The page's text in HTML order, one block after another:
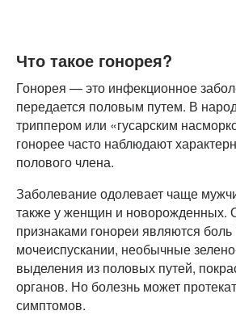
Что такое гонорея?
Гонорея — это инфекционное
передается половым путем. В
триппером или «гусарским
гонорее часто наблюдают
полового члена.
Заболевание одолевает чаще
также у женщин и новорожденных.
признаками гонореи являются
мочеиспускании, необычные
выделения из половых путей,
органов. Но болезнь может
симптомов.